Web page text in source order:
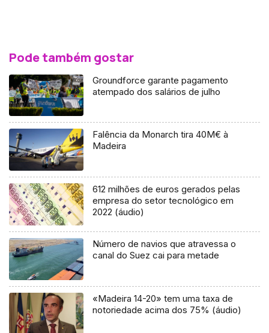
Pode também gostar
Groundforce garante pagamento
atempado dos salários de julho
Falência da Monarch tira 40M€ à
Madeira
612 milhões de euros gerados pelas
empresa do setor tecnológico em
2022 (áudio)
Número de navios que atravessa o
canal do Suez cai para metade
«Madeira 14-20» tem uma taxa de
notoriedade acima dos 75% (áudio)